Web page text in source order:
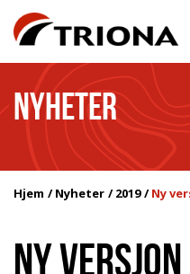
NYHETER
Hjem Nyheter 2019 Ny
NY